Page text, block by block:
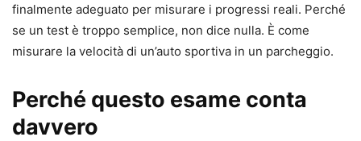
finalmente adeguato per misurare i progressi reali. Perché
se un test è troppo semplice, non dice nulla. È come
misurare la velocità di un’auto sportiva in un parcheggio.
Perché questo esame conta
davvero